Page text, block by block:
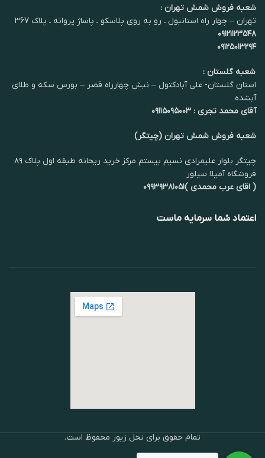
شعبه فروش شمش تهران :
تهران – چهار راه استانبول ـ رو به روی پلاسکو ـ پاساژ پروانه ـ پلاک 367
۰۹۱۲۱۱۲۳۵۴۸
۰۹۱۲۵۰۱۳۲۹۴
شعبه گلستان :
استان گلستان- علی آبادکتول – نبش چهارراه قصر – بورس سکه و طلای
آبشده
آقای محمد تجری : ۰۹۱۱۵۰۹۵۰۰۳
شعبه فروش شمش تهران (چیتگر)
چیتگر بلوار علیمرادی نسیم بیستم مرکز خرید ریحانه طبقه اول پلاک ۸۹
فروشگاه آمیلا سیلور
( اقای عرب محمدی )۰۹۹۳۹۳۸۱۰۵۱
اعتماد شما سرمایه ماست
تمام حقوق برای نخل زیور محفوظ است.